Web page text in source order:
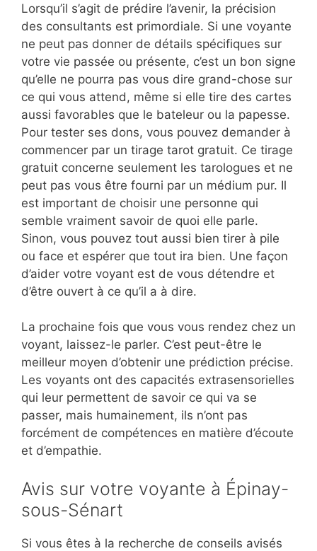
Lorsqu’il s’agit de prédire l’avenir, la précision
des consultants est primordiale. Si une voyante
ne peut pas donner de détails spécifiques sur
votre vie passée ou présente, c’est un bon signe
qu’elle ne pourra pas vous dire grand-chose sur
ce qui vous attend, même si elle tire des cartes
aussi favorables que le bateleur ou la papesse.
Pour tester ses dons, vous pouvez demander à
commencer par un tirage tarot gratuit. Ce tirage
gratuit concerne seulement les tarologues et ne
peut pas vous être fourni par un médium pur. Il
est important de choisir une personne qui
semble vraiment savoir de quoi elle parle.
Sinon, vous pouvez tout aussi bien tirer à pile
ou face et espérer que tout ira bien. Une façon
d’aider votre voyant est de vous détendre et
d’être ouvert à ce qu’il a à dire.
La prochaine fois que vous vous rendez chez un
voyant, laissez-le parler. C’est peut-être le
meilleur moyen d’obtenir une prédiction précise.
Les voyants ont des capacités extrasensorielles
qui leur permettent de savoir ce qui va se
passer, mais humainement, ils n’ont pas
forcément de compétences en matière d’écoute
et d’empathie.
Avis sur votre voyante à Épinay-
sous-Sénart
Si vous êtes à la recherche de conseils avisés